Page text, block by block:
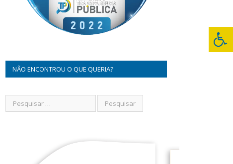
NÃO ENCONTROU O QUE QUERIA?